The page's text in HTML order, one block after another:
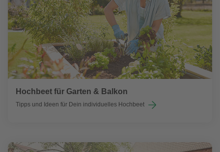
Hochbeet für Garten & Balkon
Tipps und Ideen für Dein individuelles Hochbeet